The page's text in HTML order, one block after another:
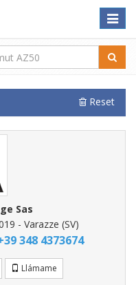
Toggle
Reset
Sas
- Varazze (SV)
348 4373674
Llámame